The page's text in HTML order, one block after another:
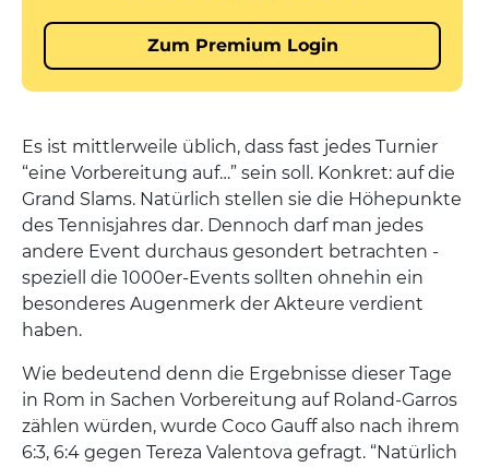
Es ist mittlerweile üblich, dass fast jedes Turnier
“eine Vorbereitung auf…” sein soll. Konkret: auf die
Grand Slams. Natürlich stellen sie die Höhepunkte
des Tennisjahres dar. Dennoch darf man jedes
andere Event durchaus gesondert betrachten -
speziell die 1000er-Events sollten ohnehin ein
besonderes Augenmerk der Akteure verdient
haben.
Wie bedeutend denn die Ergebnisse dieser Tage
in Rom in Sachen Vorbereitung auf Roland-Garros
zählen würden, wurde Coco Gauff also nach ihrem
6:3, 6:4 gegen Tereza Valentova gefragt. “Natürlich